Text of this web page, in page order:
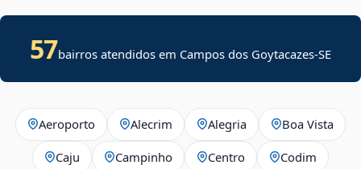
57bairros atendidos em Campos dos Goytacazes-SE
Aeroporto Alecrim Alegria Boa Vista
Caju Campinho Centro Codim